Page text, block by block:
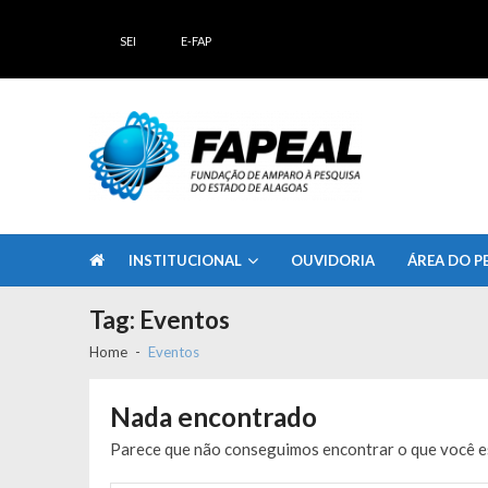
SEI E-FAP
INSTITUCIONAL OUVIDORIA ÁREA DO
Tag: Eventos
Home Eventos
Nada encontrado
Parece que não conseguimos encontrar o que você